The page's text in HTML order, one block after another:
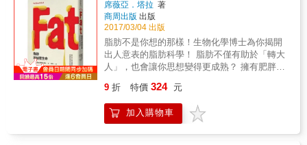
間彼此「相像」的祕密，實際存在於每個細胞
的染色體上。這項遺傳研究成果與達爾文的演
化論結合，被運用於優生學上，二戰時造成無
數猶太人與雙胞胎遭受人體實驗、監禁及謀
殺。一九五三年，基因研究走入新的境界，科
學家破解DNA化學結構，發現我們的技術足以
在胚胎期「定製」完美生命，這些重大發現彷
彿昭示著變種人、複製人以及實驗室生化危機
將不再是虛幻故事，人類對完美的追求、對道
達。 藉由激發自體的DNA潛能，觀念轉向，撥
開雲霧，抓住珍貴轉折向上機會，生命將開展
另番新境界。 1983年，麥克林桃得到諾貝爾獎
――就如同愛因斯坦時空可變論推翻了牛頓時
空恆定論一般，麥克林桃女士發現了跳躍基因
不僅打破了DNA恆定論，徹底顛覆DNA一成不
變刻板印象。 本書深入淺出論證新自然起源說
偏頗的唯心論及唯物論；更說明深層DNA凌駕
表層的腦、優活自體的DNA激發生命的潛能，
並多方面舉出現代人生活周遭的實例與新聞事
席薇亞．塔拉 著
商周出版 出版
2017/03/04 出版
脂肪不是你想的那樣！生物化學博士為你揭開
出人意表的脂肪科學！ 脂肪不僅有助於「轉大
人」，也會讓你思想變得更成熟？ 擁有肥胖基
求超低體脂率，當心骨質疏鬆、免疫力下降？
怎麼做可以減去壞脂肪，增加好脂肪？ 少了脂
肪，體重不只會增加兩倍，智力也會受影響？
9 折 特價 324 元
加入購物車